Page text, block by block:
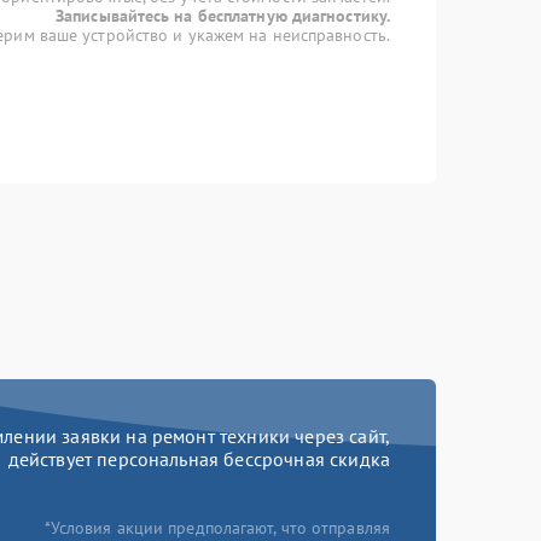
Записывайтесь на бесплатную диагностику.
ваше устройство и укажем на неисправность.
заявки на ремонт техники через сайт,
действует персональная бессрочная скидка
*Условия акции предполагают, что отправляя